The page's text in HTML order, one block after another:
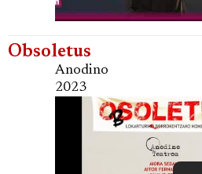
Obsoletus
Anodino
2023